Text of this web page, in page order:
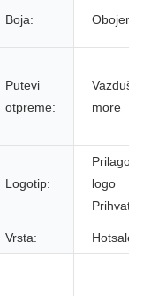
Boja: Obojen
Putevi
otpreme:
Vazdušno
more
Logotip:
logo
Prihvatljiv
Vrsta: Hotsale